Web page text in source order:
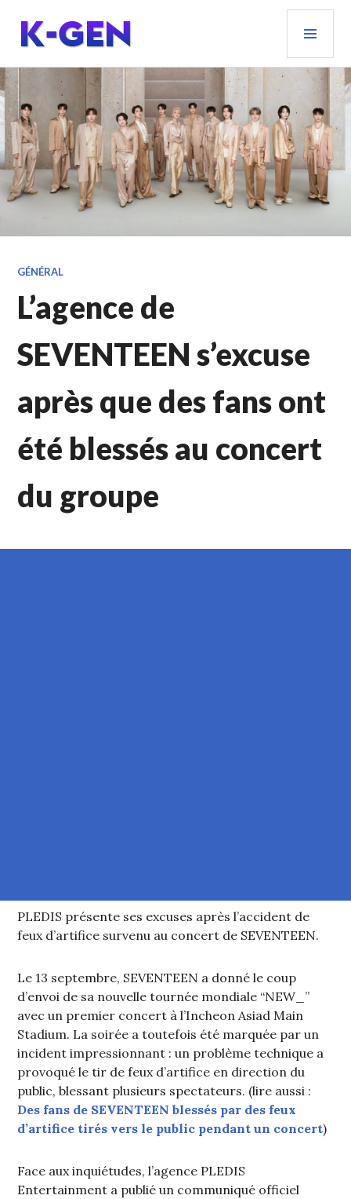
contenu
principal
K-GEN
GÉNÉRAL
L’agence de
SEVENTEEN s’excuse
après que des fans ont
été blessés au concert
du groupe
PLEDIS présente ses excuses après l’accident de
feux d’artifice survenu au concert de SEVENTEEN.
Le 13 septembre, SEVENTEEN a donné le coup
d’envoi de sa nouvelle tournée mondiale “NEW_”
avec un premier concert à l’Incheon Asiad Main
Stadium. La soirée a toutefois été marquée par un
incident impressionnant : un problème technique a
provoqué le tir de feux d’artifice en direction du
public, blessant plusieurs spectateurs. (lire aussi :
Des fans de SEVENTEEN blessés par des feux
d’artifice tirés vers le public pendant un concert)
Face aux inquiétudes, l’agence PLEDIS
Entertainment a publié un communiqué officiel